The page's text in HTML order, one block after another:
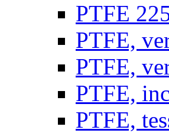
PTFE
PTFE,
PTFE,
PTFE,
PTFE,